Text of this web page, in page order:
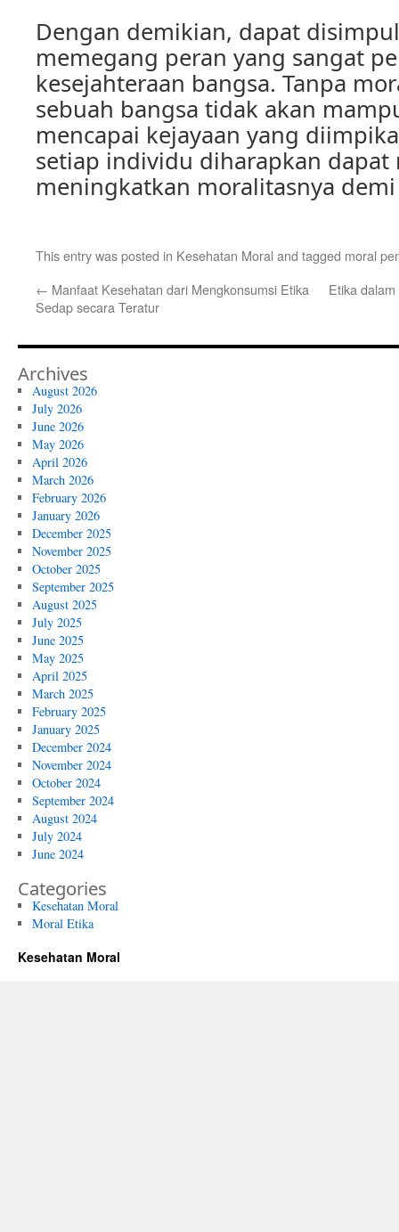
Dengan demikian, dapat
memegang peran yang sangat
kesejahteraan bangsa. Tanpa
sebuah bangsa tidak akan
mencapai kejayaan yang
setiap individu diharapkan dapat
meningkatkan moralitasnya
This entry was posted in Kesehatan Moral and tagged moral
← Manfaat Kesehatan dari Mengkonsumsi Etika
Sedap secara Teratur
Etika
Archives
August 2026
July 2026
June 2026
May 2026
April 2026
March 2026
February 2026
January 2026
December 2025
November 2025
October 2025
September 2025
August 2025
July 2025
June 2025
May 2025
April 2025
March 2025
February 2025
January 2025
December 2024
November 2024
October 2024
September 2024
August 2024
July 2024
June 2024
Categories
Kesehatan Moral
Moral Etika
Kesehatan Moral